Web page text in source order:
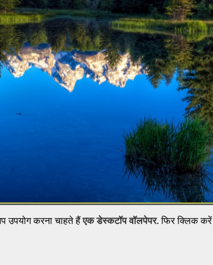
उपयोग करना चाहते हैंएक डेस्कटॉप वॉलपेपर. फिर क्लिक करें